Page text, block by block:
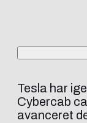
Tesla har
Cybercab
avanceret